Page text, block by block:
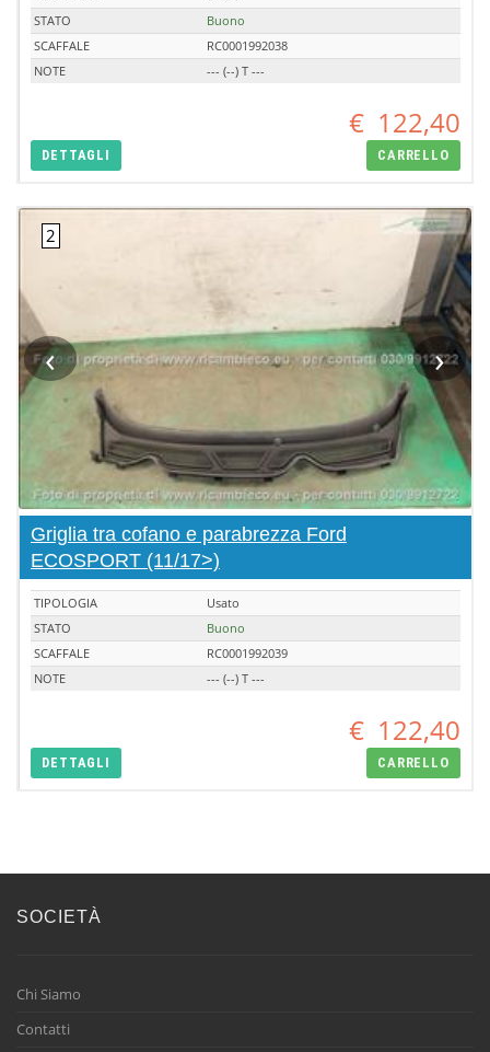
STATO
Buono
SCAFFALE
RC0001992038
NOTE
--- (--) T ---
€ 122,40
DETTAGLI CARRELLO
‹ ›
Griglia tra cofano e parabrezza Ford
ECOSPORT (11/17>)
TIPOLOGIA
Usato
STATO
Buono
SCAFFALE
RC0001992039
NOTE
--- (--) T ---
€ 122,40
DETTAGLI CARRELLO
SOCIETÀ
Chi Siamo
Contatti